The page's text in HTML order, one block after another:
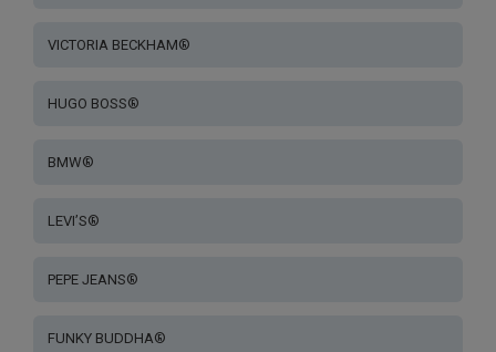
VICTORIA BECKHAM®
HUGO BOSS®
BMW®
LEVI’S®
PEPE JEANS®
FUNKY BUDDHA®